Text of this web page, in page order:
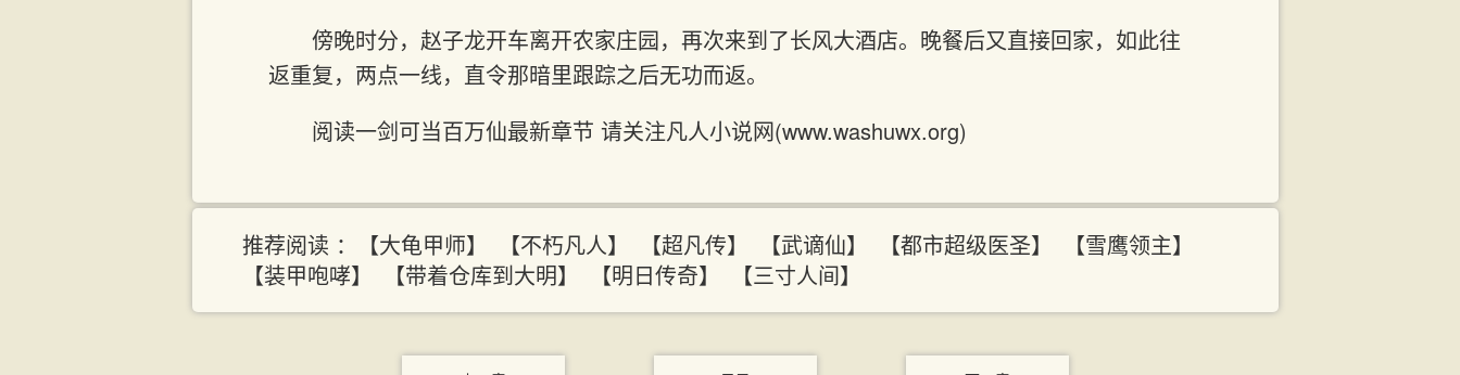
傍晚时分，赵子龙开车离开农家庄园，再次来到了长风大酒店。晚餐后又直接回家，如此往
返重复，两点一线，直令那暗里跟踪之后无功而返。
阅读一剑可当百万仙最新章节 请关注凡人小说网(www.washuwx.org)
推荐阅读 ： 【大龟甲师】 【不朽凡人】 【超凡传】 【武谪仙】 【都市超级医圣】
【雪鹰领主】
【装甲咆哮】
【带着仓库到大明】 【明日传奇】 【三寸人间】